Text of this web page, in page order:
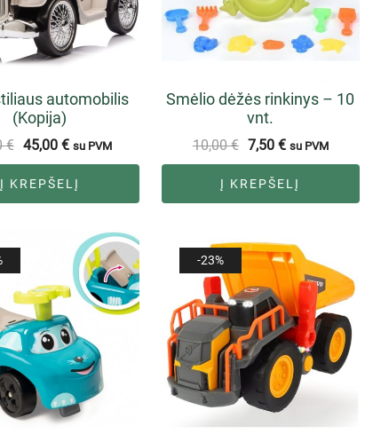
automobilis
(Kopija)
€ 45,00 € su PVM
Į KREPŠELĮ
Smėlio dėžės rinkinys – 10
vnt.
10,00€ 7,50 € su PVM
Į KREPŠELĮ
-23%